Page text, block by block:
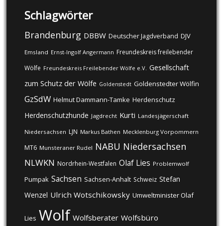
Schlagwörter
Brandenburg DBBW Deutscher Jagdverband DJV
Emsland Ernst-Ingolf Angermann Freundeskreis freilebender
Wölfe Freundeskreis Freilebender Wölfe e.V. Gesellschaft
zum Schutz der Wölfe Goldenstedt Goldenstedter Wölfin
GzSdW Helmut Dammann-Tamke Herdenschutz
Herdenschutzhunde Jagdrecht Kurti Landesjägerschaft
Niedersachsen LJN Markus Bathen Mecklenburg Vorpommern
MT6 Munsteraner Rudel NABU Niedersachsen
NLWKN Nordrhein-Westfalen Olaf Lies Problemwolf
Pumpak Sachsen Sachsen-Anhalt Schweiz Stefan
Wenzel Ulrich Wotschikowsky Umweltminister Olaf
Lies Wolf Wolfsberater Wolfsbüro